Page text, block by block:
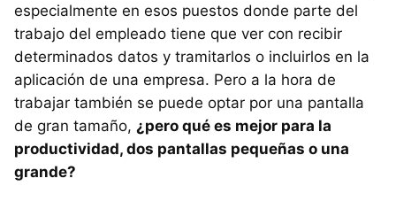
especialmente en esos puestos donde parte del
trabajo del empleado tiene que ver con recibir
determinados datos y tramitarlos o incluirlos en la
aplicación de una empresa. Pero a la hora de
trabajar también se puede optar por una pantalla
de gran tamaño, ¿pero qué es mejor para la
productividad, dos pantallas pequeñas o una
grande?